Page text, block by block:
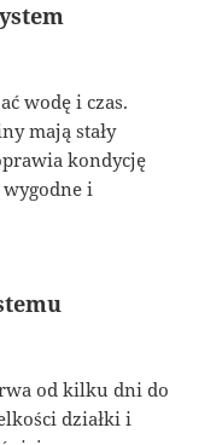
wodę i czas.
mają stały
kondycję
i
od kilku dni do
działki i